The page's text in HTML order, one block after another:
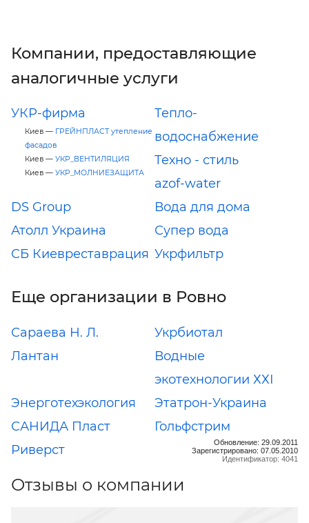
Компании, предоставляющие
аналогичные услуги
УКР-фирма
Киев — ГРЕЙНПЛАСТ утепление
фасадов
Киев — УКР_ВЕНТИЛЯЦИЯ
Киев — УКР_МОЛНИЕЗАЩИТА
Тепло-
водоснабжение
Техно - стиль
azof-water
DS Group
Вода для дома
Атолл Украина
Супер вода
СБ Киевреставрация Укрфильтр
Еще организации в Ровно
Сараева Н. Л.
Укрбиотал
Лантан
Водные
экотехнологии ХХІ
Энерготехэкология
Этатрон-Украина
САНИДА Пласт
Гольфстрим
Риверст
Обновление: 29.09.2011
Зарегистрировано: 07.05.2010
Идентификатор: 4041
Отзывы о компании